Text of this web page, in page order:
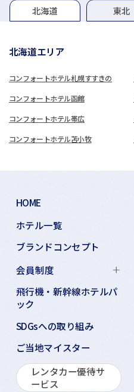
グループホテル一覧
北海道 東北
北海道エリア
コンフォートホテル札幌すすきの
コンフォートホテル函館
コンフォートホテル帯広
コンフォートホテル苫小牧
HOME
ホテル一覧
ブランドコンセプト
会員制度
飛行機・新幹線ホテルパ
ック
SDGsへの取り組み
ご当地マイスター
レンタカー優待サ
ービス